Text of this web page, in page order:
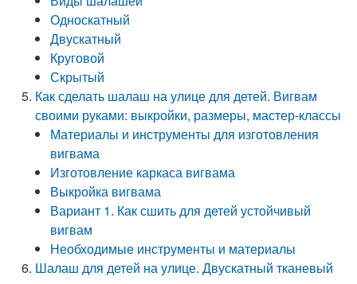
Односкатный
Двускатный
Круговой
Скрытый
Как сделать шалаш на улице для детей. Вигвам
своими руками: выкройки, размеры, мастер-классы
Материалы и инструменты для изготовления
вигвама
Изготовление каркаса вигвама
Выкройка вигвама
Вариант 1. Как сшить для детей устойчивый
вигвам
Необходимые инструменты и материалы
Шалаш для детей на улице. Двускатный тканевый